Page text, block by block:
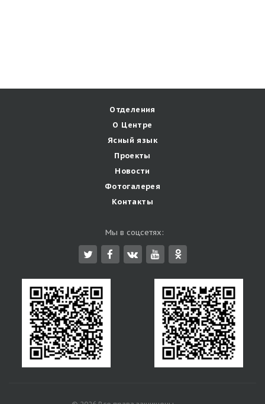
Отделения
О Центре
Ясный язык
Проекты
Новости
Фотогалерея
Контакты
Мы в соцсетях: